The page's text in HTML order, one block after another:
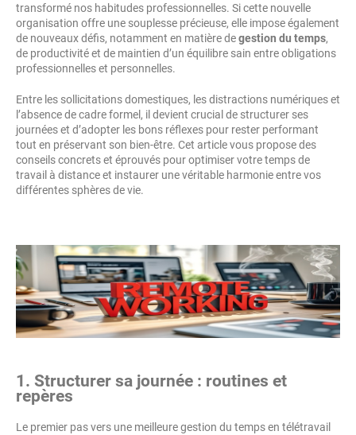
transformé nos habitudes professionnelles. Si cette nouvelle
organisation offre une souplesse précieuse, elle impose également
de nouveaux défis, notamment en matière degestion du temps,
de productivité et de maintien d’un équilibre sain entre obligations
professionnelles et personnelles.
Entre les sollicitations domestiques, les distractions numériques et
l’absence de cadre formel, il devient crucial de structurer ses
journées et d’adopter les bons réflexes pour rester performant
tout en préservant son bien-être. Cet article vous propose des
conseils concrets et éprouvés pour optimiser votre temps de
travail à distance et instaurer une véritable harmonie entre vos
différentes sphères de vie.
1. Structurer sa journée : routines et
repères
Le premier pas vers une meilleure gestion du temps en télétravail